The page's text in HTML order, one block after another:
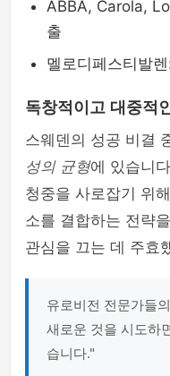
ABBA, Carola,
출
멜로디페스티발
독창적이고 대중적
스웨덴의 성공 비결
성의 균형에 있습니
청중을 사로잡기 위
소를 결합하는 전략
관심을 끄는 데 주효
유로비전 전문가들
새로운 것을 시도하
습니다."